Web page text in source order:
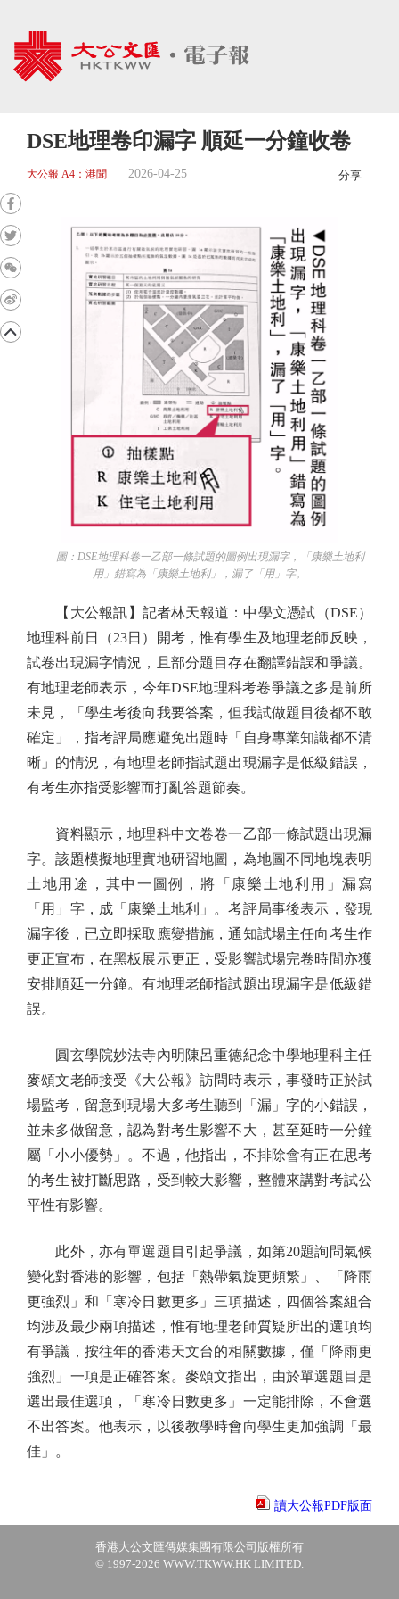
DSE地理卷印漏字 順延一分鐘收卷
大公報 A4：港聞 2026-04-25 分享
圖：DSE地理科卷一乙部一條試題的圖例出現漏字，「康樂土地利
用」錯寫為「康樂土地利」，漏了「用」字。
【大公報訊】記者林天報道：中學文憑試（DSE）
地理科前日（23日）開考，惟有學生及地理老師反映，
試卷出現漏字情況，且部分題目存在翻譯錯誤和爭議。
有地理老師表示，今年DSE地理科考卷爭議之多是前所
未見，「學生考後向我要答案，但我試做題目後都不敢
確定」，指考評局應避免出題時「自身專業知識都不清
晰」的情況，有地理老師指試題出現漏字是低級錯誤，
有考生亦指受影響而打亂答題節奏。
資料顯示，地理科中文卷卷一乙部一條試題出現漏
字。該題模擬地理實地研習地圖，為地圖不同地塊表明
土地用途，其中一圖例，將「康樂土地利用」漏寫
「用」字，成「康樂土地利」。考評局事後表示，發現
漏字後，已立即採取應變措施，通知試場主任向考生作
更正宣布，在黑板展示更正，受影響試場完卷時間亦獲
安排順延一分鐘。有地理老師指試題出現漏字是低級錯
誤。
圓玄學院妙法寺內明陳呂重德紀念中學地理科主任
麥頌文老師接受《大公報》訪問時表示，事發時正於試
場監考，留意到現場大多考生聽到「漏」字的小錯誤，
並未多做留意，認為對考生影響不大，甚至延時一分鐘
屬「小小優勢」。不過，他指出，不排除會有正在思考
的考生被打斷思路，受到較大影響，整體來講對考試公
平性有影響。
此外，亦有單選題目引起爭議，如第20題詢問氣候
變化對香港的影響，包括「熱帶氣旋更頻繁」、「降雨
更強烈」和「寒冷日數更多」三項描述，四個答案組合
均涉及最少兩項描述，惟有地理老師質疑所出的選項均
有爭議，按往年的香港天文台的相關數據，僅「降雨更
強烈」一項是正確答案。麥頌文指出，由於單選題目是
選出最佳選項，「寒冷日數更多」一定能排除，不會選
不出答案。他表示，以後教學時會向學生更加強調「最
佳」。
讀大公報PDF版面
香港大公文匯傳媒集團有限公司版權所有
© 1997-2026 WWW.TKWW.HK LIMITED.